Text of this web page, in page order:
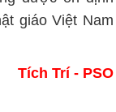
giáo Việt Nam
Tích Trí - PSO